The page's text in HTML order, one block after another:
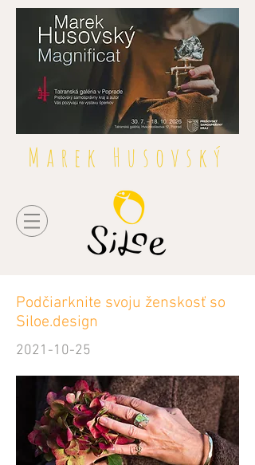
Marek Husovský
Podčiarknite svoju ženskosť so
Siloe.design
2021-10-25